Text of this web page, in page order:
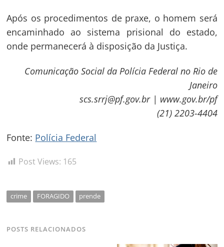
Após os procedimentos de praxe, o homem será
encaminhado ao sistema prisional do estado,
onde permanecerá à disposição da Justiça.
Comunicação Social da Polícia Federal no Rio de
Janeiro
scs.srrj@pf.gov.br | www.gov.br/pf
(21) 2203-4404
Fonte: Polícia Federal
Post Views: 165
crime FORAGIDO prende
POSTS RELACIONADOS
Navegação
de